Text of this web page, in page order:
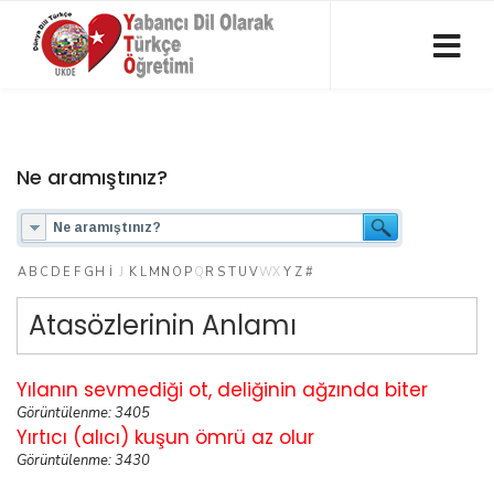
Ne aramıştınız?
A B C D E F G H I J K L M N O P Q R S T U VWX Y Z #
Atasözlerinin Anlamı
Yılanın sevmediği ot, deliğinin ağzında biter
Görüntülenme: 3405
Yırtıcı (alıcı) kuşun ömrü az olur
Görüntülenme: 3430